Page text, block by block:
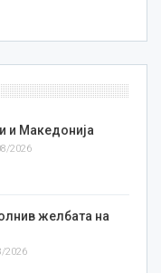
и Македонија
2026
желбата на
2026